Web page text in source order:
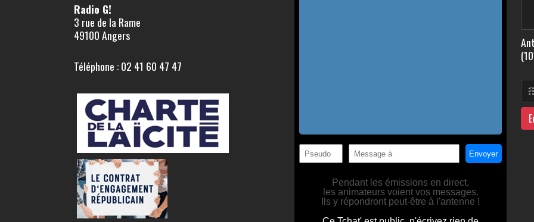
Radio G!
3 rue de la Rame
49100 Angers
Téléphone : 02 41 60 47 47